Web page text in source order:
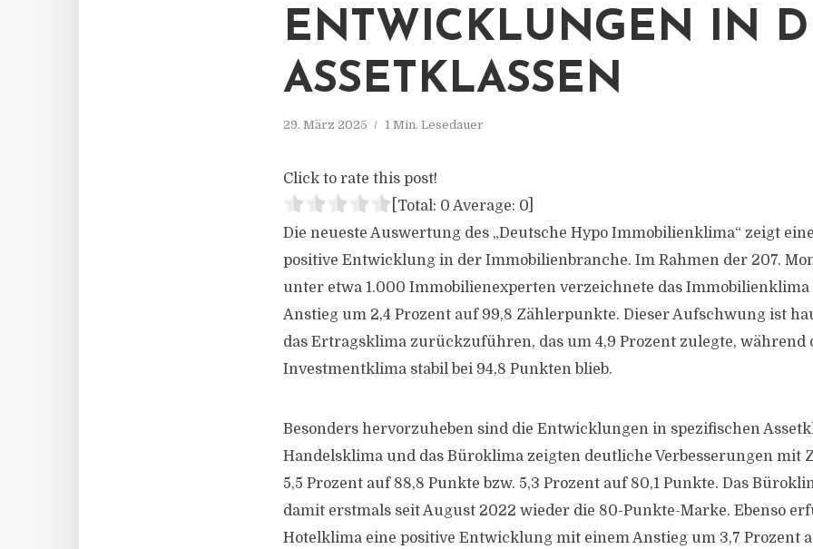
ENTWICKLUNGEN IN
ASSETKLASSEN
29. März 2025 1 Min. Lesedauer
Click to rate this post!
[Total: 0 Average: 0
Die neueste Auswertung des „Deutsche Hypo Immobilienklima“ zeigt
positive Entwicklung in der Immobilienbranche. Im Rahmen der 207.
unter etwa 1.000 Immobilienexperten verzeichnete das
Anstieg um 2,4 Prozent auf 99,8 Zählerpunkte. Dieser Aufschwung ist
das Ertragsklima zurückzuführen, das um 4,9 Prozent zulegte, während
Investmentklima stabil bei 94,8 Punkten blieb.
Besonders hervorzuheben sind die Entwicklungen in spezifischen
Handelsklima und das Büroklima zeigten deutliche Verbesserungen mit
5,5 Prozent auf 88,8 Punkte bzw. 5,3 Prozent auf 80,1 Punkte. Das
damit erstmals seit August 2022 wieder die 80-Punkte-Marke. Ebenso
Hotelklima eine positive Entwicklung mit einem Anstieg um 3,7 Prozent